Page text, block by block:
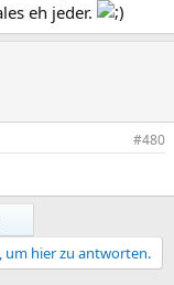
eh jeder.
#480
um hier zu antworten.